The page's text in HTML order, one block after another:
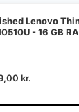
Lenovo
- 16 GB
kr.